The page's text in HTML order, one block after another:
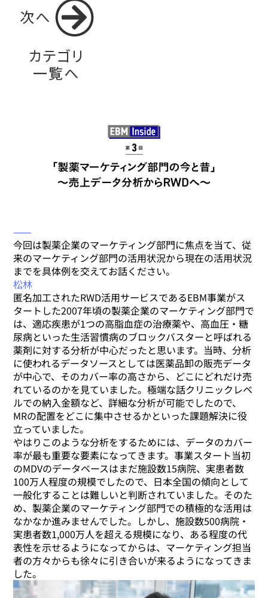
⸺
今回は製薬企業のマーケティング部門に焦点を当て、従
来のマーケティング部門の活用状況から現在の活用状況
までを具体例を交えてお話ください。
松林
匿名加工されたRWD活用サービスであるEBM事業がス
タートした2007年頃の製薬企業のマーケティング部門で
は、適応疾患が1つの高脂血症の治療薬や、高血圧・糖
尿病といった生活習慣病のブロックバスターと呼ばれる
薬剤に対する分析が中心だったと思います。当時、分析
に使われるデータソースとしては医薬品卸の販売データ
が中心で、そのカバー率の高さから、どこにどれだけ売
れているのかを見ていました。極端な話クリニックレベ
ルでの納入金額など、詳細な分析が可能でしたので、
MRの配置をどこに集中させるかといった課題解決に役
立っていました。
やはりこのような分析をするためには、データのカバー
率が最も重要な要素になってきます。事業スタート当初
のMDVのデータベースはまだ施設数15病院、実患者数
100万人程度の規模でしたので、日本全国の傾向として
一般化することは難しいと判断されていました。そのた
め、製薬企業のマーケティング部門での積極的な活用は
なかなか進みませんでした。しかし、施設数500病院・
実患者数1,000万人を超える規模になり、ある程度の代
表性を示せるようになってからは、マーケティング担当
者の方々からも徐々に引き合いが来るようになってきま
した。